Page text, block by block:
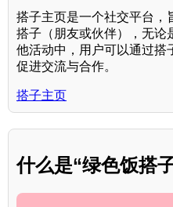
搭子主页是一个社交平台，
搭子（朋友或伙伴），无论
他活动中，用户可以通过搭
促进交流与合作。
搭子主页
什么是“绿色饭搭